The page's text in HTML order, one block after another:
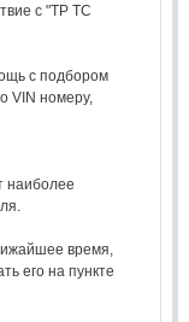
с "ТР ТС
с подбором
VIN номеру,
наиболее
время,
его на пункте